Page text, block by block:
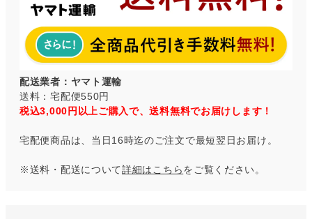
配送業者：ヤマト運輸
送料：宅配便550円
税込3,000円以上ご購入で、送料無料でお届けします！
宅配便商品は、当日16時迄のご注文で最短翌日お届け。
※送料・配送について詳細はこちらをご覧ください。